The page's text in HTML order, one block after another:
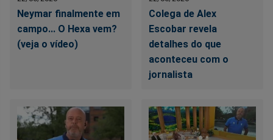
Neymar finalmente em
campo... O Hexa vem?
(veja o vídeo)
Colega de Alex
Escobar revela
detalhes do que
aconteceu com o
jornalista